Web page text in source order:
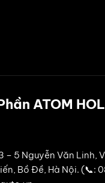
ATOM
– 5 Nguyễn Văn
Bồ Đề, Hà Nội. (📞: